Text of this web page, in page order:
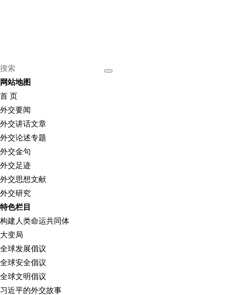
网站地图
首 页
外交要闻
外交讲话文章
外交论述专题
外交金句
外交足迹
外交思想文献
外交研究
特色栏目
构建人类命运共同体
大变局
全球发展倡议
全球安全倡议
全球文明倡议
习近平的外交故事